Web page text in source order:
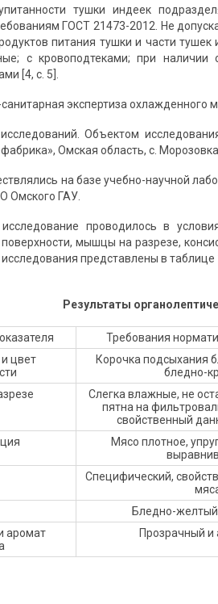
тушки индеек
ГОСТ 21473-2012. Не
питания тушки и части
с кровоподтеками; при
[4, с. 5].
экспертиза охлажденного
Объектом
Омская область, с. Морозовка.
на базе учебно-научной
Омского ГАУ.
исследование проводилось в
мышцы на разрезе,
представлены в таблице
Результаты
Требования
цвет
Корочка подсыхания
бледно-
Слегка влажные, не
пятна на
свойственный
Мясо плотное,
Специфический,
Бледно-
аромат
Прозрачный